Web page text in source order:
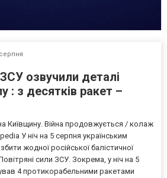
озвучили деталі
: з десятків ракет –
Київщину. Війна продовжується / колаж
У ніч на 5 серпня українським
жодної російської балістичної
сили ЗСУ. Зокрема, у ніч на 5
4 протикорабельними ракетами